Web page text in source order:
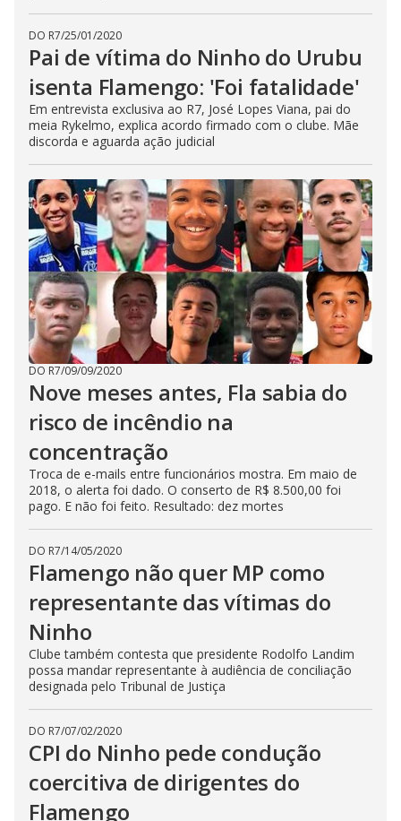
DO R7/25/01/2020
Pai de vítima do Ninho do Urubu
isenta Flamengo: 'Foi fatalidade'
Em entrevista exclusiva ao R7, José Lopes Viana, pai do
meia Rykelmo, explica acordo firmado com o clube. Mãe
discorda e aguarda ação judicial
DO R7/09/09/2020
Nove meses antes, Fla sabia do
risco de incêndio na
concentração
Troca de e-mails entre funcionários mostra. Em maio de
2018, o alerta foi dado. O conserto de R$ 8.500,00 foi
pago. E não foi feito. Resultado: dez mortes
DO R7/14/05/2020
Flamengo não quer MP como
representante das vítimas do
Ninho
Clube também contesta que presidente Rodolfo Landim
possa mandar representante à audiência de conciliação
designada pelo Tribunal de Justiça
DO R7/07/02/2020
CPI do Ninho pede condução
coercitiva de dirigentes do
Flamengo